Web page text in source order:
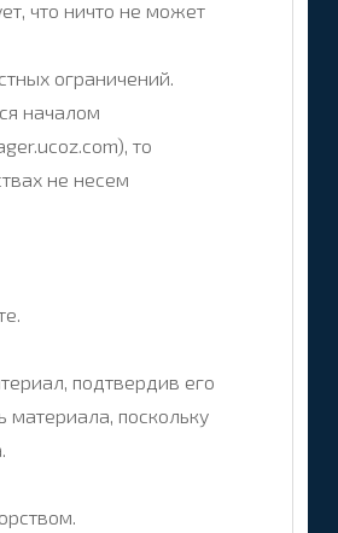
что ничто не может
ограничений.
началом
то
не несем
подтвердив его
поскольку